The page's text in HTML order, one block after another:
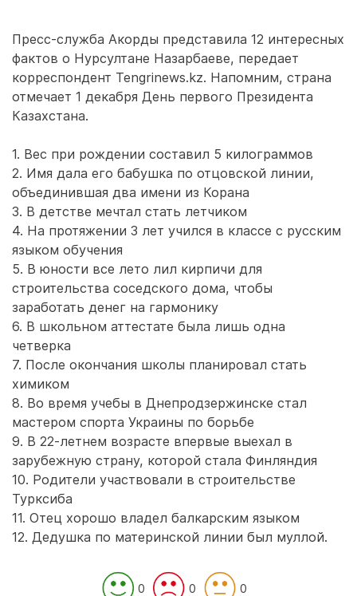
Пресс-служба Акорды представила 12 интересных
фактов о Нурсултане Назарбаеве, передает
корреспондент Tengrinews.kz. Напомним, страна
отмечает 1 декабря День первого Президента
Казахстана.
1. Вес при рождении составил 5 килограммов
2. Имя дала его бабушка по отцовской линии,
объединившая два имени из Корана
3. В детстве мечтал стать летчиком
4. На протяжении 3 лет учился в классе с русским
языком обучения
5. В юности все лето лил кирпичи для
строительства соседского дома, чтобы
заработать денег на гармонику
6. В школьном аттестате была лишь одна
четверка
7. После окончания школы планировал стать
химиком
8. Во время учебы в Днепродзержинске стал
мастером спорта Украины по борьбе
9. В 22-летнем возрасте впервые выехал в
зарубежную страну, которой стала Финляндия
10. Родители участвовали в строительстве
Турксиба
11. Отец хорошо владел балкарским языком
12. Дедушка по материнской линии был муллой.
0 0 0